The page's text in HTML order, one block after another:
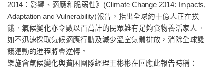
2014：影響、適應和脆弱性》(Climate Change 2014: Impacts,
Adaptation and Vulnerability)報告，指出全球約十億人正在挨
餓，氣候變化亦令數以百萬計的民眾難有足夠食物養活家人。
如不迅速採取氣候適應行動及減少溫室氣體排放，消除全球饑
餓運動的進程將會逆轉。
樂施會氣候變化與貧困團隊經理王彬彬在回應此報告時稱：